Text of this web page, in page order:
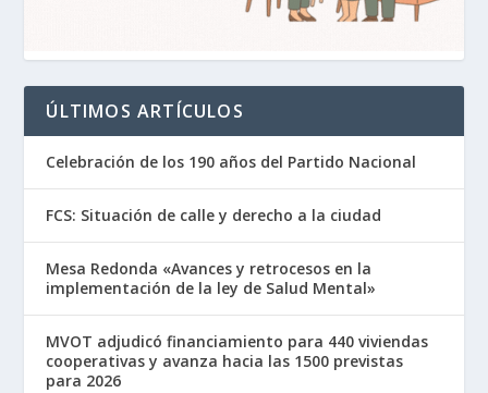
ÚLTIMOS ARTÍCULOS
Celebración de los 190 años del Partido Nacional
FCS: Situación de calle y derecho a la ciudad
Mesa Redonda «Avances y retrocesos en la
implementación de la ley de Salud Mental»
MVOT adjudicó financiamiento para 440 viviendas
cooperativas y avanza hacia las 1500 previstas
para 2026